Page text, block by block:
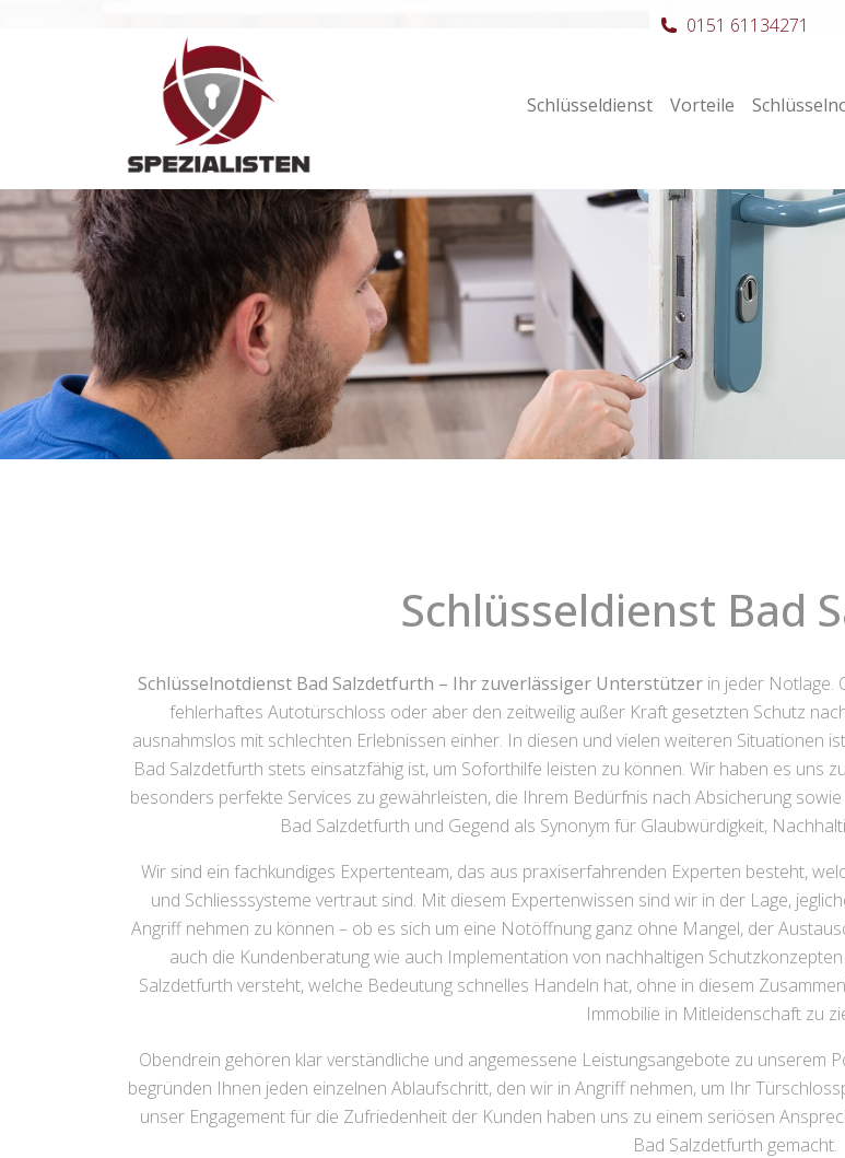
Hauptnavigation Schlüsseldienst Vorteile
0151 61134271
Schlüsseldienst Bad
Schlüsselnotdienst Bad Salzdetfurth – Ihr zuverlässiger Unterstützerin jeder Notlage.
fehlerhaftes Autotürschloss oder aber den zeitweilig außer Kraft gesetzten Schutz
ausnahmslos mit schlechten Erlebnissen einher. In diesen und vielen weiteren Situationen
Bad Salzdetfurth stets einsatzfähig ist, um Soforthilfe leisten zu können. Wir haben es uns
besonders perfekte Services zu gewährleisten, die Ihrem Bedürfnis nach Absicherung
Bad Salzdetfurth und Gegend als Synonym für Glaubwürdigkeit,
Wir sind ein fachkundiges Expertenteam, das aus praxiserfahrenden Experten besteht,
und Schliesssysteme vertraut sind. Mit diesem Expertenwissen sind wir in der Lage,
Angriff nehmen zu können – ob es sich um eine Notöffnung ganz ohne Mangel, der
auch die Kundenberatung wie auch Implementation von nachhaltigen
Salzdetfurth versteht, welche Bedeutung schnelles Handeln hat, ohne in diesem
Immobilie in Mitleidenschaft zu
Obendrein gehören klar verständliche und angemessene Leistungsangebote zu unserem
begründen Ihnen jeden einzelnen Ablaufschritt, den wir in Angriff nehmen, um Ihr
unser Engagement für die Zufriedenheit der Kunden haben uns zu einem seriösen
Bad Salzdetfurth gemacht.